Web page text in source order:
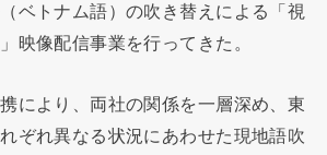
ベトナム語）の吹き替えによる「視
映像配信事業を行ってきた。
により、両社の関係を一層深め、東
ぞれ異なる状況にあわせた現地語吹